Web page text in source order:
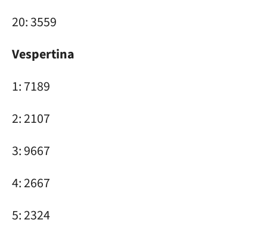
20: 3559
Vespertina
1: 7189
2: 2107
3: 9667
4: 2667
5: 2324